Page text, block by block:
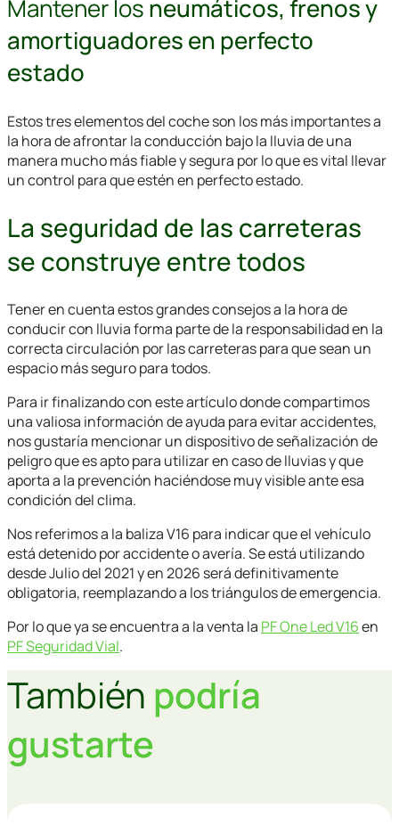
Mantener losneumáticos, frenos y
amortiguadores en perfecto
estado
Estos tres elementos del coche son los más importantes a
la hora de afrontar la conducción bajo la lluvia de una
manera mucho más fiable y segura por lo que es vital llevar
un control para que estén en perfecto estado.
La seguridad de las carreteras
se construye entre todos
Tener en cuenta estos grandes consejos a la hora de
conducir con lluvia forma parte de la responsabilidad en la
correcta circulación por las carreteras para que sean un
espacio más seguro para todos.
Para ir finalizando con este artículo donde compartimos
una valiosa información de ayuda para evitar accidentes,
nos gustaría mencionar un dispositivo de señalización de
peligro que es apto para utilizar en caso de lluvias y que
aporta a la prevención haciéndose muy visible ante esa
condición del clima.
Nos referimos a la baliza V16 para indicar que el vehículo
está detenido por accidente o avería. Se está utilizando
desde Julio del 2021 y en 2026 será definitivamente
obligatoria, reemplazando a los triángulos de emergencia.
Por lo que ya se encuentra a la venta la PF One Led V16en
PF Seguridad Vial.
También podría
gustarte